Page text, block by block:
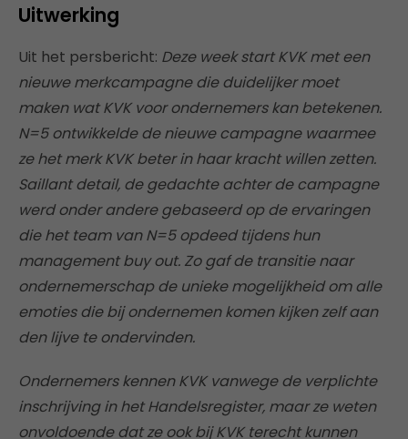
Uitwerking
Uit het persbericht: Deze week start KVK met een
nieuwe merkcampagne die duidelijker moet
maken wat KVK voor ondernemers kan betekenen.
N=5 ontwikkelde de nieuwe campagne waarmee
ze het merk KVK beter in haar kracht willen zetten.
Saillant detail, de gedachte achter de campagne
werd onder andere gebaseerd op de ervaringen
die het team van N=5 opdeed tijdens hun
management buy out. Zo gaf de transitie naar
ondernemerschap de unieke mogelijkheid om alle
emoties die bij ondernemen komen kijken zelf aan
den lijve te ondervinden.
Ondernemers kennen KVK vanwege de verplichte
inschrijving in het Handelsregister, maar ze weten
onvoldoende dat ze ook bij KVK terecht kunnen